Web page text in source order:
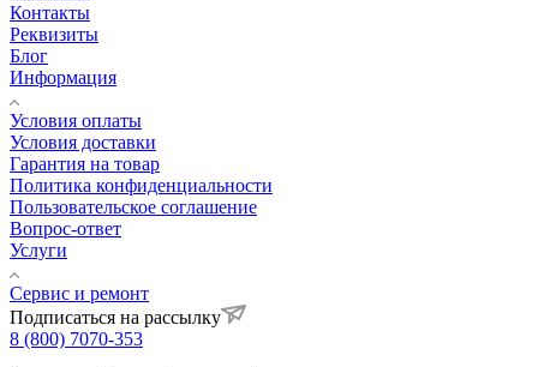
Контакты
Реквизиты
Блог
Информация
Условия оплаты
Условия доставки
Гарантия на товар
Политика конфиденциальности
Пользовательское соглашение
Вопрос-ответ
Услуги
Сервис и ремонт
Подписаться на рассылку
8 (800) 7070-353